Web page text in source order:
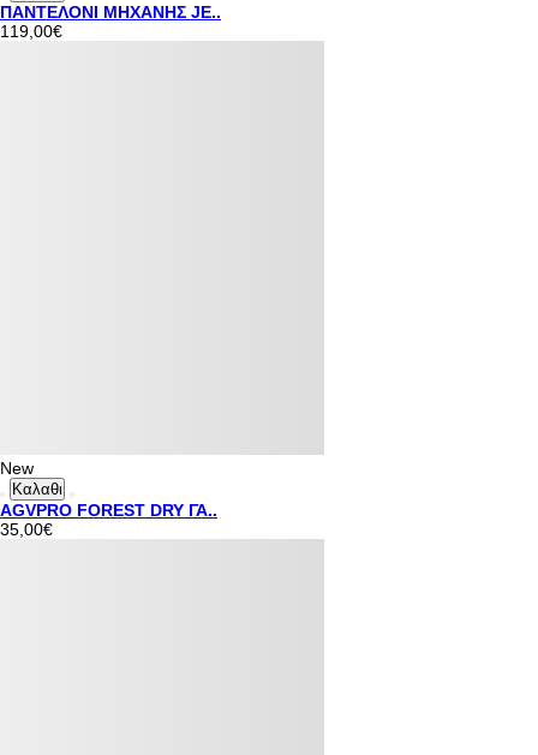
ΠΑΝΤΕΛΟΝΙ ΜΗΧΑΝΗΣ JE..
119,00€
New
Καλαθι
AGVPRO FOREST DRY ΓΑ..
35,00€